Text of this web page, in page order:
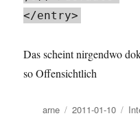
</entry>
Das scheint nirgendwo
so Offensichtlich
Autor
arne
Veröffentlicht
2011-01-10